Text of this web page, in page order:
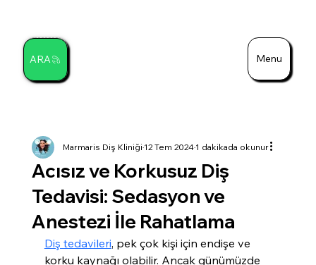
Menu
ARA
Acısız ve Korkusuz Diş
Tedavisi: Sedasyon ve
Anestezi İle Rahatlama
Marmaris Diş Kliniği12 Tem 20241 dakikada okunur
Diş tedavileri, pek çok kişi için endişe ve
korku kaynağı olabilir. Ancak günümüzde